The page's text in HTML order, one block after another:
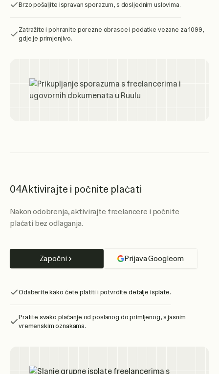
Brzo pošaljite ispravan sporazum, s dosljednim uslovima.
Zatražite i pohranite porezne obrasce i podatke vezane za 1099,
gdje je primjenjivo.
04Aktivirajte i počnite plaćati
Nakon odobrenja, aktivirajte freelancere i počnite
plaćati bez odlaganja.
Započni Prijava Googleom
Odaberite kako ćete platiti i potvrdite detalje isplate.
Pratite svako plaćanje od poslanog do primljenog, s jasnim
vremenskim oznakama.